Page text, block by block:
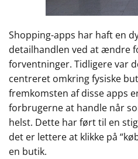
Shopping-apps har haft en
detailhandlen ved at ændre
forventninger. Tidligere var
centreret omkring fysiske
fremkomsten af disse apps
forbrugerne at handle når
helst. Dette har ført til en
det er lettere at klikke på
en butik.